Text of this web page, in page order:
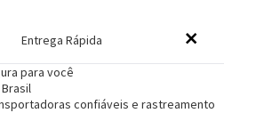
Entrega Rápida
para você
confiáveis e rastreamento